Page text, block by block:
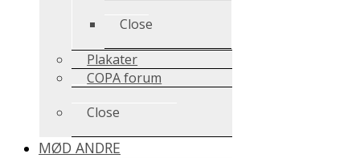
Close
Plakater
COPA forum
Close
MØD ANDRE